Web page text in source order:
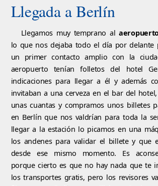
Llegada a Berlín
Llegamos muy temprano al
lo que nos dejaba todo el día por delante
un primer contacto amplio con la
aeropuerto tenían folletos del hotel
indicaciones para llegar a él y además
invitaban a una cerveza en el bar del
unas cuantas y compramos unos billetes
en Berlín que nos valdrían para toda la
llegar a la estación lo picamos en una
los andenes para validar el billete y que
desde ese mismo momento. Es
porque cierto es que no hay nada que te
los transportes gratis, pero los revisores